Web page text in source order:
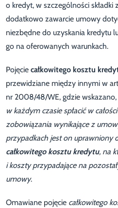
o kredyt, w szczególności składki
dodatkowo zawarcie umowy
niezbędne do uzyskania kredytu
go na oferowanych warunkach.
Pojęcie całkowitego kosztu
przewidziane między innymi w
nr 2008/48/WE, gdzie wskazano,
w każdym czasie spłacić w
zobowiązania wynikające z
przypadkach jest on uprawniony
całkowitego kosztu kredytu, na
i koszty przypadające na
umowy.
Omawiane pojęcie całkowitego